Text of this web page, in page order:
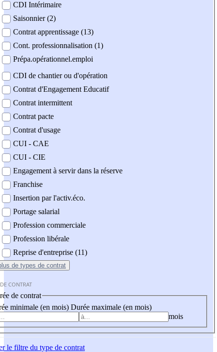
CDI Intérimaire
Saisonnier (2)
Contrat apprentissage (13)
Cont. professionnalisation (1)
Prépa.opérationnel.emploi
CDI de chantier ou d'opération
Contrat d'Engagement Educatif
Contrat intermittent
Contrat pacte
Contrat d'usage
CUI - CAE
CUI - CIE
Engagement à servir dans la réserve
Franchise
Insertion par l'activ.éco.
Portage salarial
Profession commerciale
Profession libérale
Reprise d'entreprise (11)
de types de contrat
CONTRAT
de contrat
minimale (en mois) Durée maximale (en mois)
mois
le filtre du type de contrat